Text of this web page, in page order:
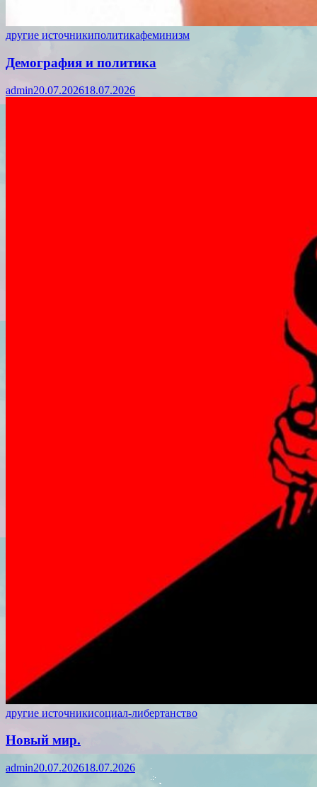
другие источникиполитикафеминизм
Демография и политика
admin20.07.202618.07.2026
другие источникисоциал-либертанство
Новый мир.
admin20.07.202618.07.2026